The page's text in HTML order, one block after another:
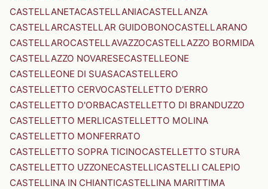
CASTELLANETACASTELLANIACASTELLANZA
CASTELLARCASTELLAR GUIDOBONOCASTELLARANO
CASTELLAROCASTELLAVAZZOCASTELLAZZO BORMIDA
CASTELLAZZO NOVARESECASTELLEONE
CASTELLEONE DI SUASACASTELLERO
CASTELLETTO CERVOCASTELLETTO D'ERRO
CASTELLETTO D'ORBACASTELLETTO DI BRANDUZZO
CASTELLETTO MERLICASTELLETTO MOLINA
CASTELLETTO MONFERRATO
CASTELLETTO SOPRA TICINOCASTELLETTO STURA
CASTELLETTO UZZONECASTELLICASTELLI CALEPIO
CASTELLINA IN CHIANTICASTELLINA MARITTIMA